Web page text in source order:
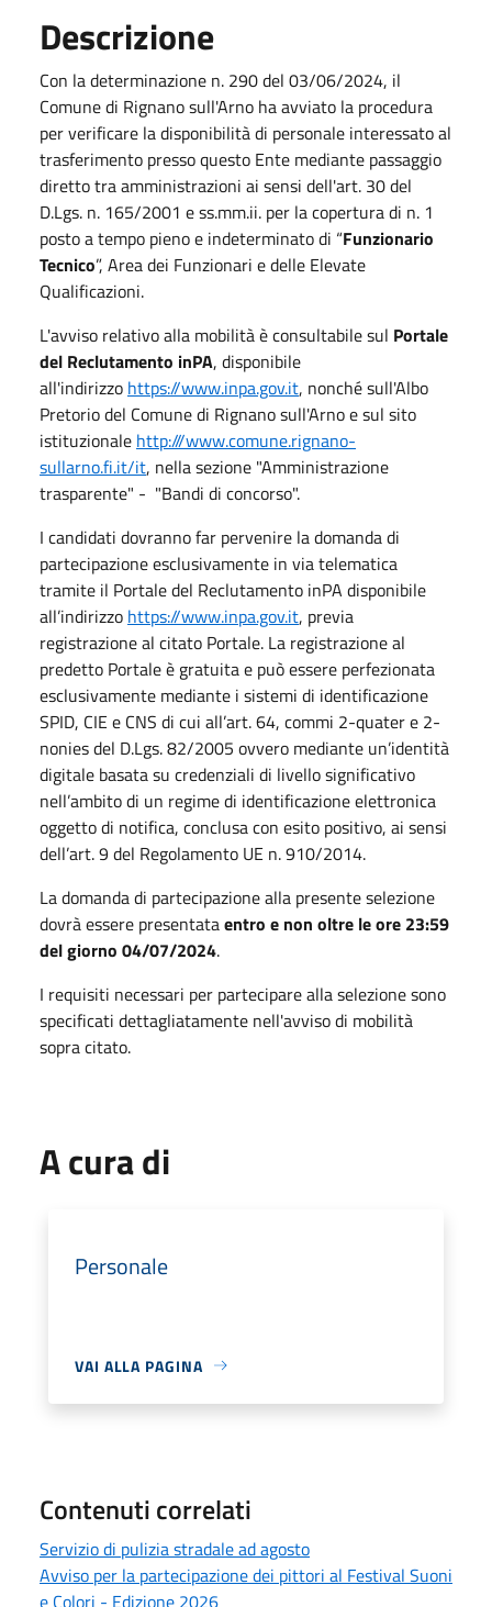
Descrizione
Con la determinazione n. 290 del 03/06/2024, il
Comune di Rignano sull'Arno ha avviato la procedura
per verificare la disponibilità di personale interessato al
trasferimento presso questo Ente mediante passaggio
diretto tra amministrazioni ai sensi dell'art. 30 del
D.Lgs. n. 165/2001 e ss.mm.ii. per la copertura di n. 1
posto a tempo pieno e indeterminato di “Funzionario
Tecnico”, Area dei Funzionari e delle Elevate
Qualificazioni.
L'avviso relativo alla mobilità è consultabile sul Portale
del Reclutamento inPA, disponibile
all'indirizzo https://www.inpa.gov.it, nonché sull'Albo
Pretorio del Comune di Rignano sull'Arno e sul sito
istituzionale http:///www.comune.rignano-
sullarno.fi.it/it, nella sezione "Amministrazione
trasparente" - "Bandi di concorso".
I candidati dovranno far pervenire la domanda di
partecipazione esclusivamente in via telematica
tramite il Portale del Reclutamento inPA disponibile
all’indirizzo https://www.inpa.gov.it, previa
registrazione al citato Portale. La registrazione al
predetto Portale è gratuita e può essere perfezionata
esclusivamente mediante i sistemi di identificazione
SPID, CIE e CNS di cui all’art. 64, commi 2-quater e 2-
nonies del D.Lgs. 82/2005 ovvero mediante un’identità
digitale basata su credenziali di livello significativo
nell’ambito di un regime di identificazione elettronica
oggetto di notifica, conclusa con esito positivo, ai sensi
dell’art. 9 del Regolamento UE n. 910/2014.
La domanda di partecipazione alla presente selezione
dovrà essere presentataentro e non oltre le ore 23:59
del giorno 04/07/2024.
I requisiti necessari per partecipare alla selezione sono
specificati dettagliatamente nell'avviso di mobilità
sopra citato.
A cura di
Personale
VAI ALLA PAGINA
Contenuti correlati
Servizio di pulizia stradale ad agosto
Avviso per la partecipazione dei pittori al Festival Suoni
e Colori - Edizione 2026